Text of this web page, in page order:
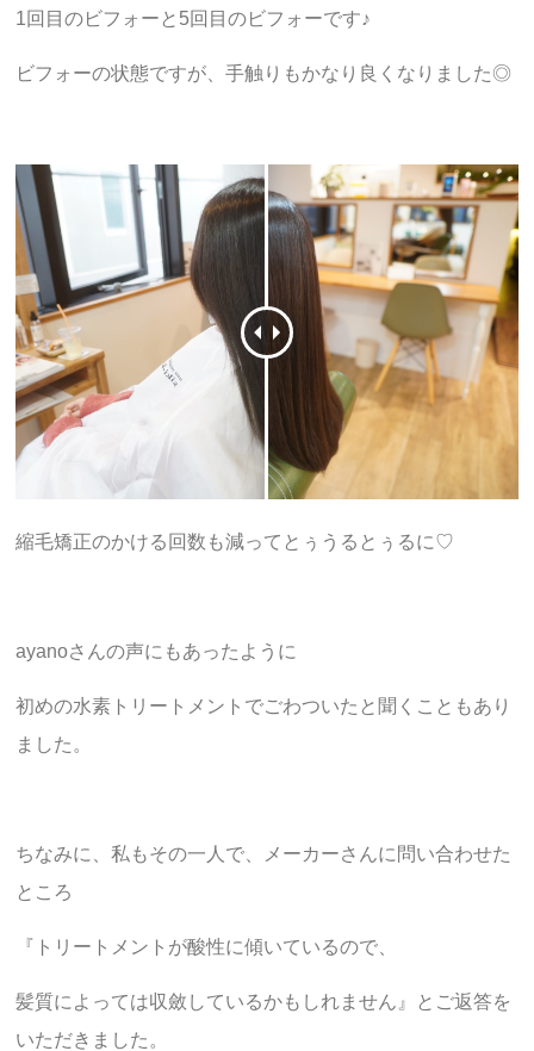
1回目のビフォーと5回目のビフォーです♪
ビフォーの状態ですが、手触りもかなり良くなりました◎
縮毛矯正のかける回数も減ってとぅうるとぅるに♡
ayanoさんの声にもあったように
初めの水素トリートメントでごわついたと聞くこともあり
ました。
ちなみに、私もその一人で、メーカーさんに問い合わせた
ところ
『トリートメントが酸性に傾いているので、
髪質によっては収斂しているかもしれません』とご返答を
いただきました。